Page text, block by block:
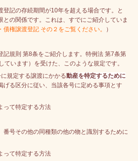
登記の存続期間が10年を超える場合です。と
との関係です。これは、すでにご紹介していま
債権譲渡登記 その２をご覧ください。 ）
規則 第8条をご紹介します。特例法 第7条第
ています）を受けた、このような規定です。
規定する譲渡にかかる動産を特定するために
げる区分に従い、当該各号に定める事項とす
特定する方法
他の同種類の他の物と識別するために
特定する方法